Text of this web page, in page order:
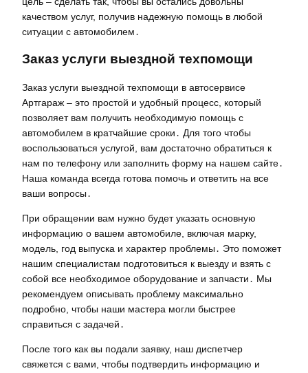
качеством услуг, получив надежную помощь в любой
ситуации с автомобилем․
Заказ услуги выездной техпомощи
Заказ услуги выездной техпомощи в автосервисе
Артгараж – это простой и удобный процесс, который
позволяет вам получить необходимую помощь с
автомобилем в кратчайшие сроки․ Для того чтобы
воспользоваться услугой, вам достаточно обратиться к
нам по телефону или заполнить форму на нашем сайте․
Наша команда всегда готова помочь и ответить на все
ваши вопросы․
При обращении вам нужно будет указать основную
информацию о вашем автомобиле, включая марку,
модель, год выпуска и характер проблемы․ Это поможет
нашим специалистам подготовиться к выезду и взять с
собой все необходимое оборудование и запчасти․ Мы
рекомендуем описывать проблему максимально
подробно, чтобы наши мастера могли быстрее
справиться с задачей․
После того как вы подали заявку, наш диспетчер
свяжется с вами, чтобы подтвердить информацию и